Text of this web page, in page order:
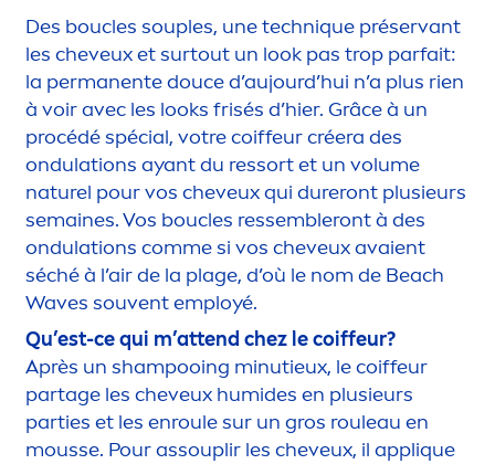
Des boucles souples, une technique préservant
les cheveux et surtout un look pas trop parfait:
la permanente douce d’aujourd’hui n’a plus rien
à voir avec les looks frisés d’hier. Grâce à un
procédé spécial, votre coiffeur créera des
ondulations ayant du ressort et un volume
naturel pour vos cheveux qui dureront plusieurs
semaines. Vos boucles ressembleront à des
ondulations comme si vos cheveux avaient
séché à l’air de la plage, d’où le nom de Beach
Waves souvent employé.
Qu’est-ce qui m’attend chez le coiffeur?
Après un shampooing minutieux, le coiffeur
partage les cheveux humides en plusieurs
parties et les enroule sur un gros rouleau en
mousse. Pour assouplir les cheveux, il applique